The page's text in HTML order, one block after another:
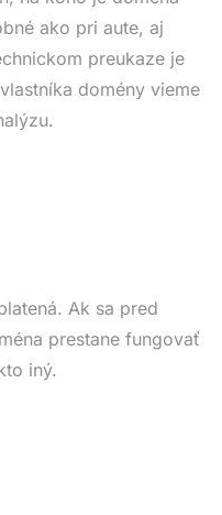
ako pri aute, aj
preukaze je
domény vieme
Ak sa pred
prestane fungovať
iný.